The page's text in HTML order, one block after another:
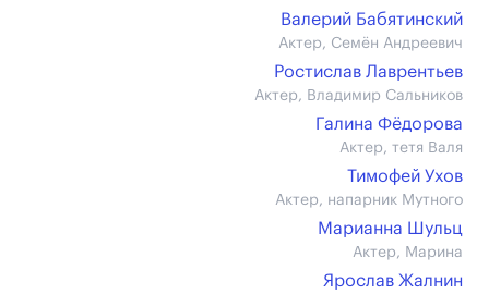
Валерий Бабятинский
Актер, Семён Андреевич
Ростислав Лаврентьев
Актер, Владимир Сальников
Галина Фёдорова
Актер, тетя Валя
Тимофей Ухов
Актер, напарник Мутного
Марианна Шульц
Актер, Марина
Ярослав Жалнин